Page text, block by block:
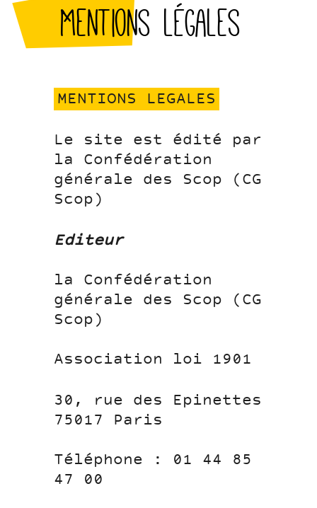
Mentions légales
MENTIONS LEGALES
Le site est édité par
la Confédération
générale des Scop (CG
Scop)
Editeur
la Confédération
générale des Scop (CG
Scop)
Association loi 1901
30, rue des Epinettes
75017 Paris
Téléphone : 01 44 85
47 00